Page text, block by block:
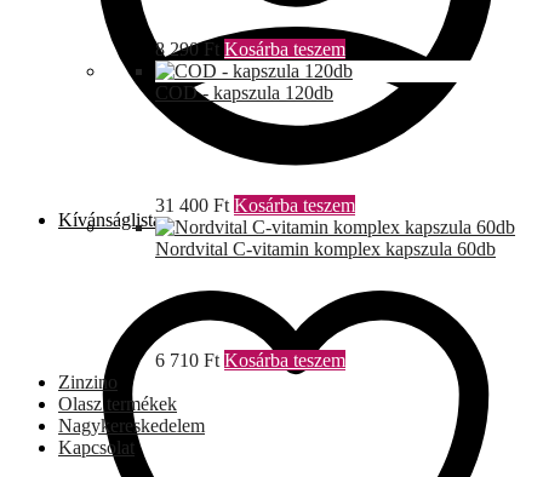
Kívánságlista
8 290Ft Kosárba teszem
COD - kapszula 120db
31 400 Ft Kosárba teszem
Nordvital C-vitamin komplex kapszula 60db
6 710 Ft Kosárba teszem
Zinzino
Olasz termékek
Nagykereskedelem
Kapcsolat